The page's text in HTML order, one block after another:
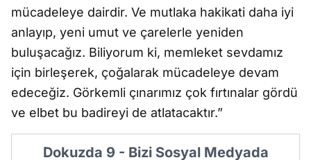
mücadeleye dairdir. Ve mutlaka hakikati daha iyi
anlayıp, yeni umut ve çarelerle yeniden
buluşacağız. Biliyorum ki, memleket sevdamız
için birleşerek, çoğalarak mücadeleye devam
edeceğiz. Görkemli çınarımız çok fırtınalar gördü
ve elbet bu badireyi de atlatacaktır.”
Dokuzda 9 - Bizi Sosyal Medyada